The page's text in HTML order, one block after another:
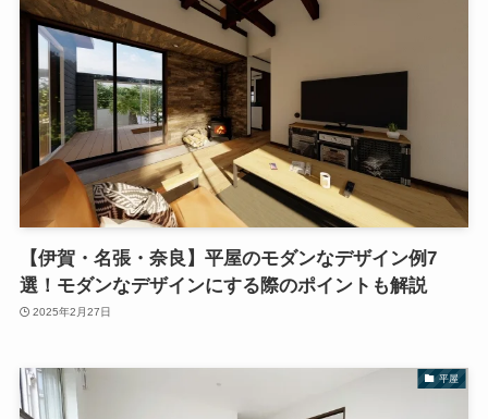
【伊賀・名張・奈良】平屋のモダンなデザイン例7
選！モダンなデザインにする際のポイントも解説
2025年2月27日
平屋